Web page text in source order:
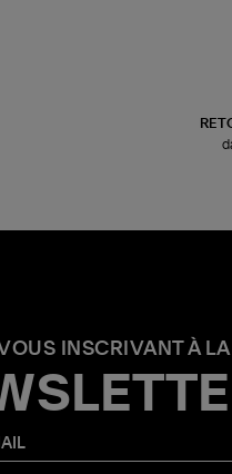
INSCRIVANT À LA